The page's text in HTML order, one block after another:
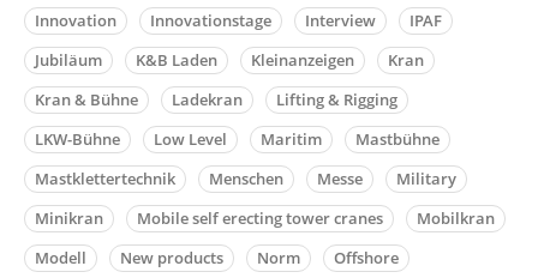
Innovation
Innovationstage Interview
IPAF
Jubiläum
K&B Laden Kleinanzeigen
Kran
Kran & Bühne
Ladekran
Lifting & Rigging
LKW-Bühne
Low Level Maritim
Mastbühne
Mastklettertechnik
Menschen Messe
Military
Minikran
Mobile self erecting tower cranes
Mobilkran
Modell
New products Norm Offshore